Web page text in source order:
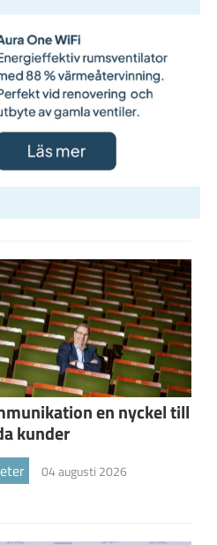
en nyckel till
kunder
04 augusti 2026